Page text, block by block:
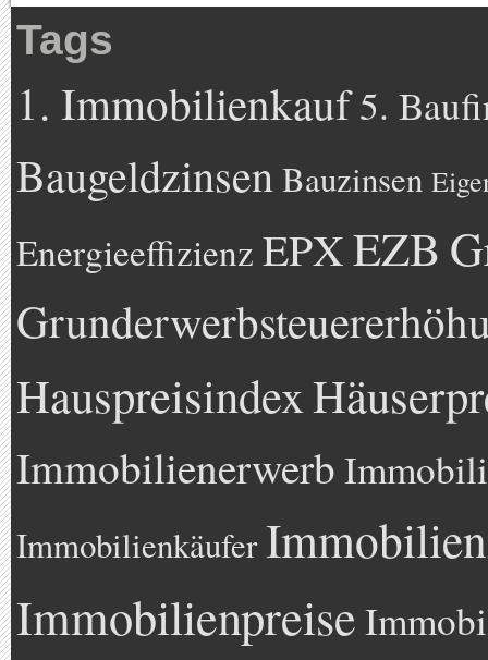
Tags
1. Immobilienkauf5.
BaugeldzinsenBauzinsen
Energieeffizienz EPXEZB
Hauspreisindex
Immobilienerwerb
Immobilienkäufer
Immobilienpreise